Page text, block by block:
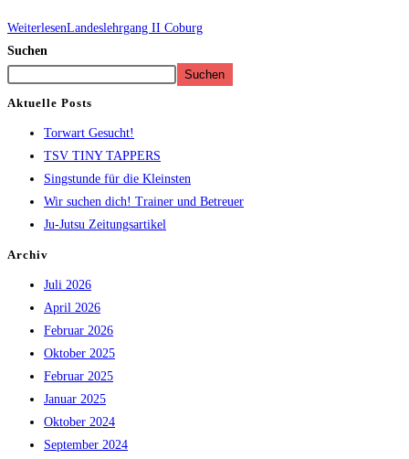
WeiterlesenLandeslehrgang II Coburg
Suchen
Suchen
Aktuelle Posts
Torwart Gesucht!
TSV TINY TAPPERS
Singstunde für die Kleinsten
Wir suchen dich! Trainer und Betreuer
Ju-Jutsu Zeitungsartikel
Archiv
Juli 2026
April 2026
Februar 2026
Oktober 2025
Februar 2025
Januar 2025
Oktober 2024
September 2024